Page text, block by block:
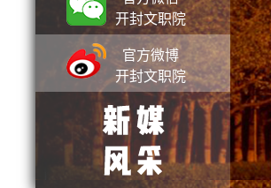
开封文职院
官方微博
开封文职院